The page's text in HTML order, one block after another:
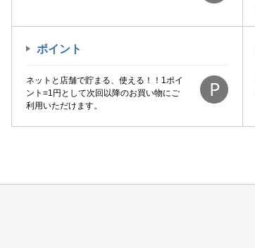
ポイント
ネットと店舗で貯まる、使える！！1ポイ
ント=1円として次回以降のお買い物にご
利用いただけます。